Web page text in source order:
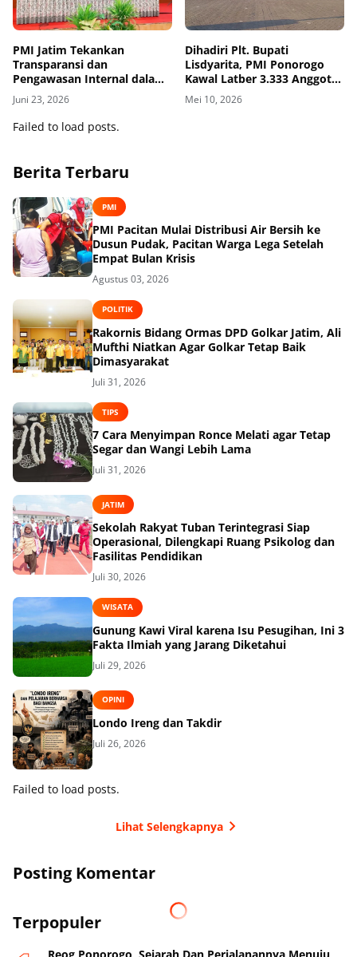
PMI Jatim Tekankan
Transparansi dan
Pengawasan Internal dalam
Pengelolaan UDD
Juni 23, 2026
Dihadiri Plt. Bupati
Lisdyarita, PMI Ponorogo
Kawal Latber 3.333 Anggota
Ling Tien Kung di Aloon-
aloon
Mei 10, 2026
Failed to load posts.
Berita Terbaru
PMI
PMI Pacitan Mulai Distribusi Air Bersih ke
Dusun Pudak, Pacitan Warga Lega Setelah
Empat Bulan Krisis
Agustus 03, 2026
POLITIK
Rakornis Bidang Ormas DPD Golkar Jatim, Ali
Mufthi Niatkan Agar Golkar Tetap Baik
Dimasyarakat
Juli 31, 2026
TIPS
7 Cara Menyimpan Ronce Melati agar Tetap
Segar dan Wangi Lebih Lama
Juli 31, 2026
JATIM
Sekolah Rakyat Tuban Terintegrasi Siap
Operasional, Dilengkapi Ruang Psikolog dan
Fasilitas Pendidikan
Juli 30, 2026
WISATA
Gunung Kawi Viral karena Isu Pesugihan, Ini 3
Fakta Ilmiah yang Jarang Diketahui
Juli 29, 2026
OPINI
Londo Ireng dan Takdir
Juli 26, 2026
Failed to load posts.
Lihat Selengkapnya
Posting Komentar
Terpopuler